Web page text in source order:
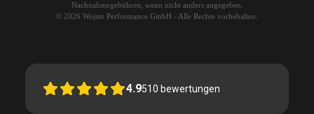
Nachnahmegebühren, wenn nicht anders angegeben.
© 2026 Wojsto Performance GmbH - Alle Rechte vorbehalten.
4.9510 bewertungen